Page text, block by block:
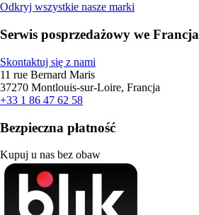
Odkryj wszystkie nasze marki
Serwis posprzedażowy we Francja
Skontaktuj się z nami
11 rue Bernard Maris
37270 Montlouis-sur-Loire, Francja
+33 1 86 47 62 58
Bezpieczna płatność
Kupuj u nas bez obaw